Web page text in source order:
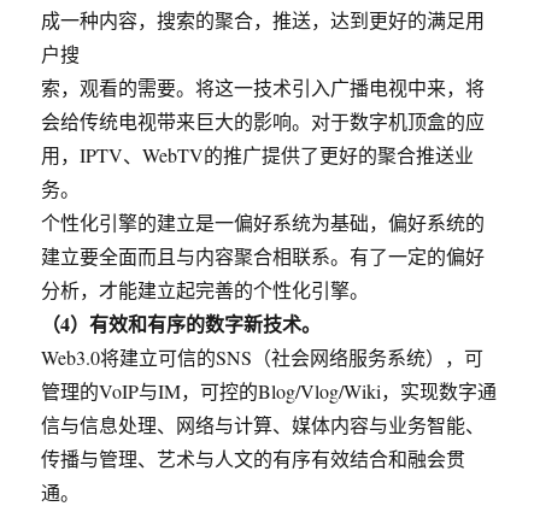
成一种内容，搜索的聚合，推送，达到更好的满足用
户搜
索，观看的需要。将这一技术引入广播电视中来，将
会给传统电视带来巨大的影响。对于数字机顶盒的应
用，IPTV、WebTV的推广提供了更好的聚合推送业
务。
个性化引擎的建立是一偏好系统为基础，偏好系统的
建立要全面而且与内容聚合相联系。有了一定的偏好
分析，才能建立起完善的个性化引擎。
（4）有效和有序的数字新技术。
Web3.0将建立可信的SNS（社会网络服务系统），可
管理的VoIP与IM，可控的Blog/Vlog/Wiki，实现数字通
信与信息处理、网络与计算、媒体内容与业务智能、
传播与管理、艺术与人文的有序有效结合和融会贯
通。